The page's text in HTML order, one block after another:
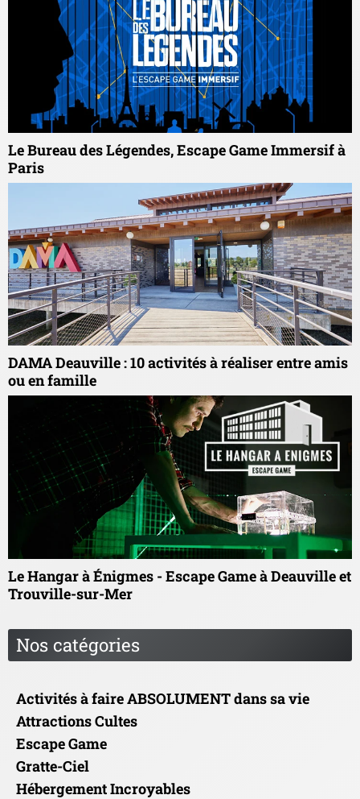
Le Bureau des Légendes, Escape Game Immersif à
Paris
DAMA Deauville : 10 activités à réaliser entre amis
ou en famille
Le Hangar à Énigmes - Escape Game à Deauville et
Trouville-sur-Mer
Nos catégories
Activités à faire ABSOLUMENT dans sa vie
Attractions Cultes
Escape Game
Gratte-Ciel
Hébergement Incroyables